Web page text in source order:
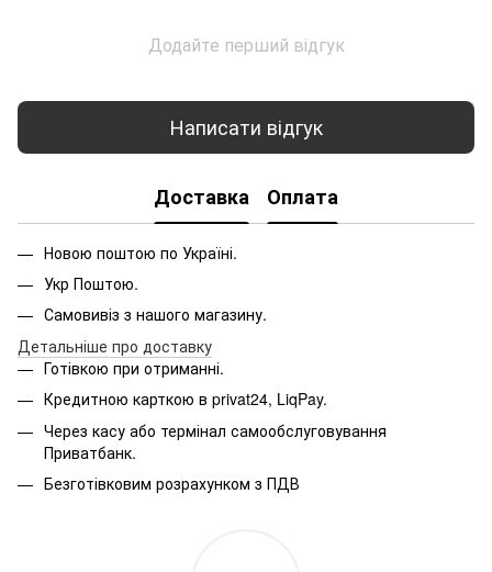
Додайте перший відгук
Написати відгук
Доставка Оплата
Новою поштою по Україні.
Укр Поштою.
Самовивіз з нашого магазину.
Детальніше про доставку
Готівкою при отриманні.
Кредитною карткою в privat24, LiqPay.
Через касу або термінал самообслуговування
Приватбанк.
Безготівковим розрахунком з ПДВ